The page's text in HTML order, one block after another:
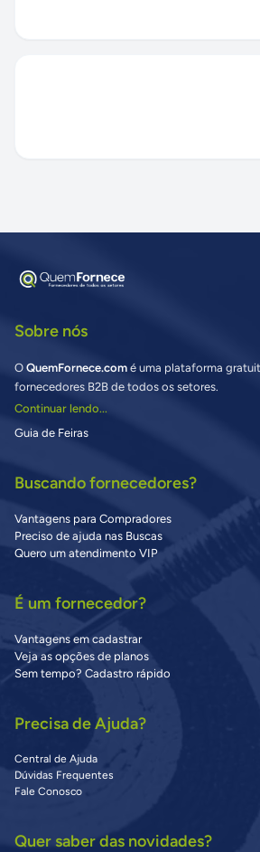
Sobre nós
O QuemFornece.com é uma plataforma
fornecedores B2B de todos os setores.
Continuar lendo...
Guia de Feiras
Buscando fornecedores?
Vantagens para Compradores
Preciso de ajuda nas Buscas
Quero um atendimento VIP
É um fornecedor?
Vantagens em cadastrar
Veja as opções de planos
Sem tempo? Cadastro rápido
Precisa de Ajuda?
Central de Ajuda
Dúvidas Frequentes
Fale Conosco
Quer saber das novidades?